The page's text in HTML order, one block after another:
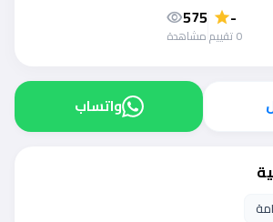
-
star
0 تقييم
575
visibility
مشاهدة
واتساب